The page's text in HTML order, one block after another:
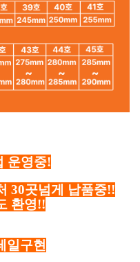
운영중!
30곳넘게 납품중!!
환영!!
일구현